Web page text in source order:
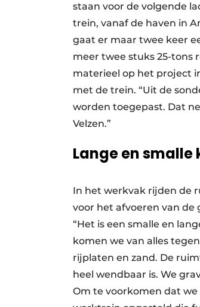
staan voor de volgende
trein, vanaf de haven in
gaat er maar twee keer
meer twee stuks 25-tons
materieel op het project
met de trein. “Uit de
worden toegepast. Dat
Velzen.”
Lange en smalle
In het werkvak rijden de
voor het afvoeren van
“Het is een smalle en
komen we van alles
rijplaten en zand. De
heel wendbaar is. We
Om te voorkomen dat we